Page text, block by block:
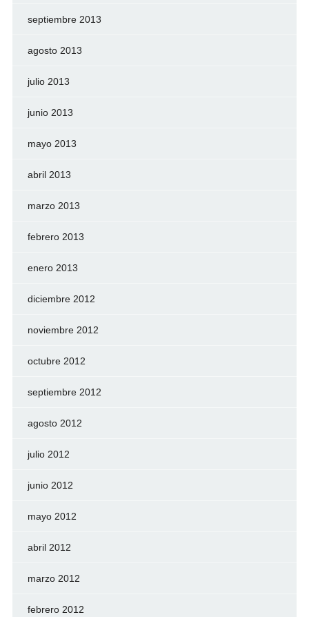
septiembre 2013
agosto 2013
julio 2013
junio 2013
mayo 2013
abril 2013
marzo 2013
febrero 2013
enero 2013
diciembre 2012
noviembre 2012
octubre 2012
septiembre 2012
agosto 2012
julio 2012
junio 2012
mayo 2012
abril 2012
marzo 2012
febrero 2012